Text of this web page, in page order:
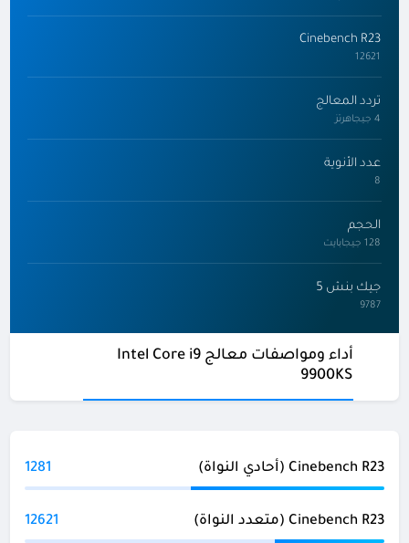
Cinebench R23
12621
تردد المعالج
4 جيجاهرتز
عدد الأنوية
8
الحجم
128 جيجابايت
جيك بنش 5
9787
أداء ومواصفات معالج Intel Core i9
9900KS
Cinebench R23 (أحادي النواة) 1281
Cinebench R23 (متعدد النواة) 12621